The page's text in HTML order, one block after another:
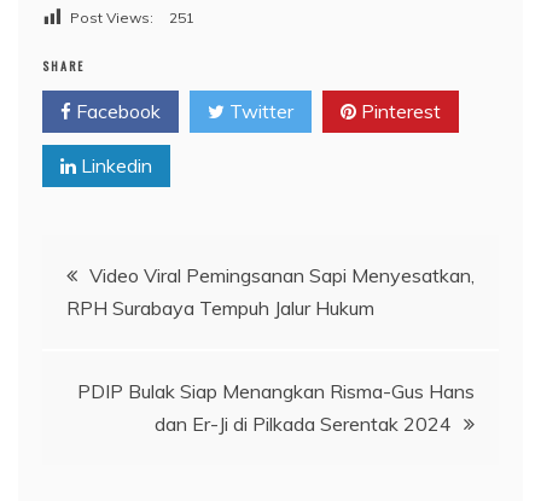
Post Views: 251
SHARE
Facebook Twitter Pinterest
Linkedin
Navigasi
pos
Video Viral Pemingsanan Sapi Menyesatkan,
RPH Surabaya Tempuh Jalur Hukum
PDIP Bulak Siap Menangkan Risma-Gus Hans
dan Er-Ji di Pilkada Serentak 2024